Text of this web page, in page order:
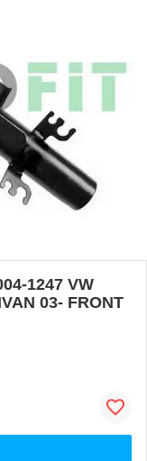
1247 VW
03- FRONT